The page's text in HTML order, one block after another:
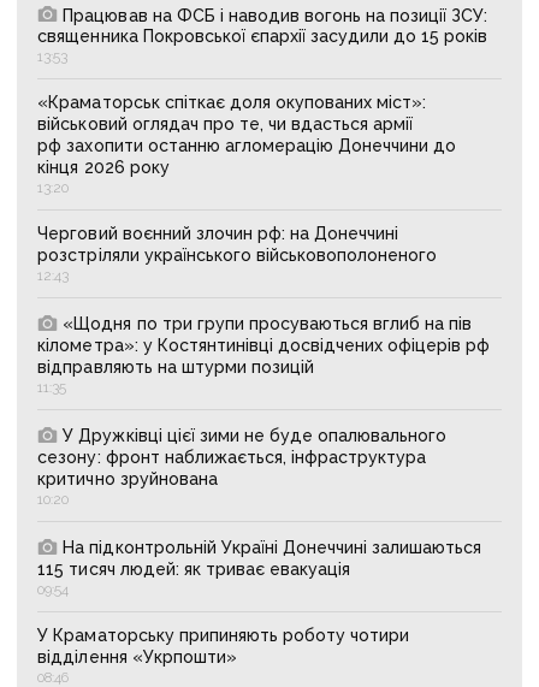
Працював на ФСБ і наводив вогонь на позиції ЗСУ:
священника Покровської єпархії засудили до 15 років
13:53
«Краматорськ спіткає доля окупованих міст»:
військовий оглядач про те, чи вдасться армії
рф захопити останню агломерацію Донеччини до
кінця 2026 року
13:20
Черговий воєнний злочин рф: на Донеччині
розстріляли українського військовополоненого
12:43
«Щодня по три групи просуваються вглиб на пів
кілометра»: у Костянтинівці досвідчених офіцерів рф
відправляють на штурми позицій
11:35
У Дружківці цієї зими не буде опалювального
сезону: фронт наближається, інфраструктура
критично зруйнована
10:20
На підконтрольній Україні Донеччині залишаються
115 тисяч людей: як триває евакуація
09:54
У Краматорську припиняють роботу чотири
відділення «Укрпошти»
08:46